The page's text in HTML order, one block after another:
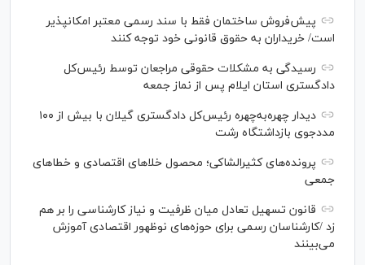
پیش‌فروش ساختمان فقط با سند رسمی معتبر امکانپذیر
است/ خریداران به حقوق قانونی خود توجه کنند
رسیدگی به مشکلات حقوقی مراجعان توسط رئیس‌کل
دادگستری استان ایلام پس از نماز جمعه
دیدار چهره‌به‌چهره رئیس‌کل دادگستری گیلان با بیش از ۱۰۰
مددجوی بازداشتگاه رشت
پرونده‌های کثیرالشاکی؛ محصول خلا‌های اقتصادی و خطا‌های
جمعی
قانون تسهیل تعادل میان ظرفیت و نیاز کارشناسی را بر هم
زد /کارشناسان رسمی برای حوزه‌های نوظهور اقتصادی آموزش
می‌بینند